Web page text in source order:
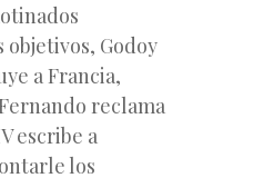
Godoy
a Francia,
reclama
escribe a
los